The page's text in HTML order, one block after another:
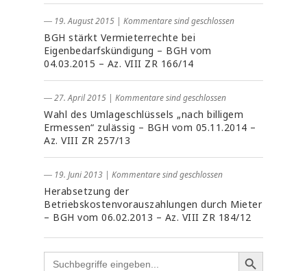
― 19. August 2015 | Kommentare sind geschlossen
BGH stärkt Vermieterrechte bei
Eigenbedarfskündigung – BGH vom
04.03.2015 – Az. VIII ZR 166/14
― 27. April 2015 | Kommentare sind geschlossen
Wahl des Umlageschlüssels „nach billigem
Ermessen“ zulässig – BGH vom 05.11.2014 –
Az. VIII ZR 257/13
― 19. Juni 2013 | Kommentare sind geschlossen
Herabsetzung der
Betriebskostenvorauszahlungen durch Mieter
– BGH vom 06.02.2013 – Az. VIII ZR 184/12
Search
for: